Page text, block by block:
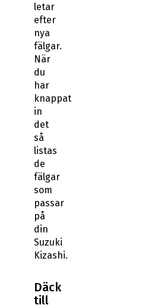
letar
efter
nya
fälgar.
När
du
har
knappat
in
det
så
listas
de
fälgar
som
passar
på
din
Suzuki
Kizashi.
Däck
till